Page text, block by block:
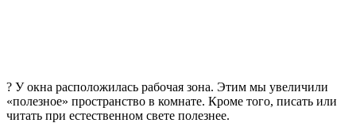
? У окна расположилась рабочая зона. Этим мы увеличили
«полезное» пространство в комнате. Кроме того, писать или
читать при естественном свете полезнее.